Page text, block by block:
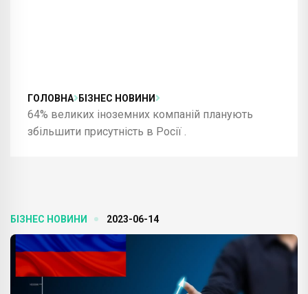
ГОЛОВНА БІЗНЕС НОВИНИ
64% великих іноземних компаній планують
збільшити присутність в Росії .
БІЗНЕС НОВИНИ 2023-06-14